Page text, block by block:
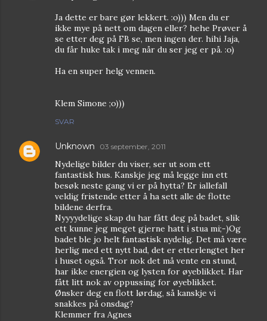
Ja dette er bare gør lekkert. :o))) Men du er
ikke mye på nett om dagen eller? hehe Prøver å
se etter deg på FB se, men ingen der. hihi Jaja,
du får huke tak i meg når du ser jeg er på. :o)
Ha en super helg vennen.
Klem Simone ;o)))
SVAR
Unknown 03 september, 2011
Nydelige bilder du viser, ser ut som ett
fantastisk hus. Kanskje jeg må legge inn ett
besøk neste gang vi er på hytta? Er iallefall
veldig fristende etter å ha sett alle de flotte
bildene derfra.
Nyyyydelige skap du har fått deg på badet, slik
ett kunne jeg meget gjerne hatt i stua mi;-)Og
badet ble jo helt fantastisk nydelig. Det må være
herlig med ett nytt bad, det er etterlengtet her
i huset også. Tror nok det må vente en stund,
har ikke energien og lysten for øyeblikket. Har
fått litt nok av oppussing for øyeblikket.
Ønsker deg en flott lørdag, så kanskje vi
snakkes på onsdag?
Klemmer fra Agnes